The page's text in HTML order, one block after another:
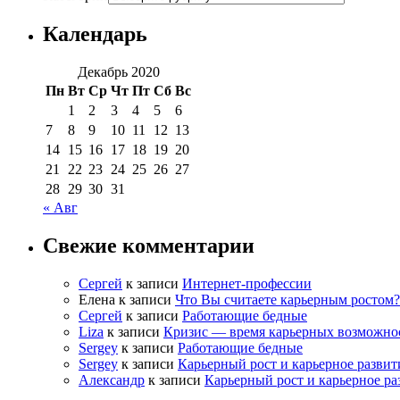
Календарь
Декабрь 2020
Пн Вт Ср Чт Пт Сб Вс
1
2 3 4 5
6
7
8 9 10 11 12 13
14 15 16 17 18 19 20
21
22 23 24 25 26 27
28 29 30 31
« Авг
Свежие комментарии
Сергей к записи Интернет-профессии
Елена к записи Что Вы считаете карьерным ростом?
Сергей к записи Работающие бедные
Liza к записи Кризис — время карьерных
Sergey к записи Работающие бедные
Sergey к записи Карьерный рост и карьерное
Александр к записи Карьерный рост и карьерное